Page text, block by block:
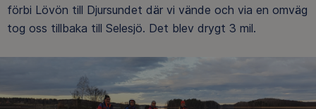
förbi Lövön till Djursundet där vi vände och via en omväg
tog oss tillbaka till Selesjö. Det blev drygt 3 mil.